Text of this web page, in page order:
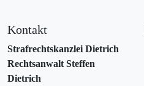
Kontakt
Strafrechtskanzlei Dietrich
Rechtsanwalt Steffen
Dietrich